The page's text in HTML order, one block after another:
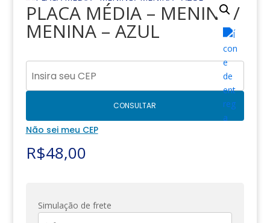
PLACA MÉDIA – MENINO/
MENINA – AZUL
CONSULTAR
Não sei meu CEP
R$48,00
Simulação de frete